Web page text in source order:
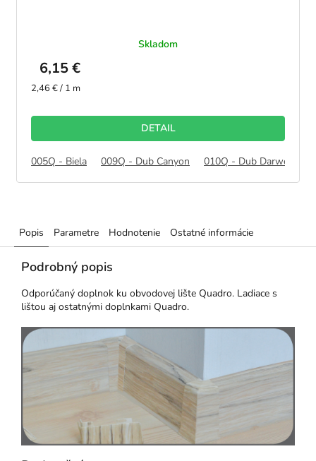
Skladom
6,15 €
Jednotková
2,46 € / 1 m
DETAIL
005Q - Biela 009Q - Dub Canyon 010Q - Dub Darwen
Popis Parametre Hodnotenie Ostatné informácie
Podrobný popis
Odporúčaný doplnok ku obvodovej lište Quadro. Ladiace s
lištou aj ostatnými doplnkami Quadro.